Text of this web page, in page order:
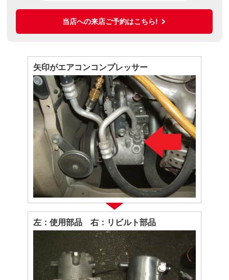
当店への来店ご予約はこちら!
矢印がエアコンコンプレッサー
左：使用部品 右：リビルト部品